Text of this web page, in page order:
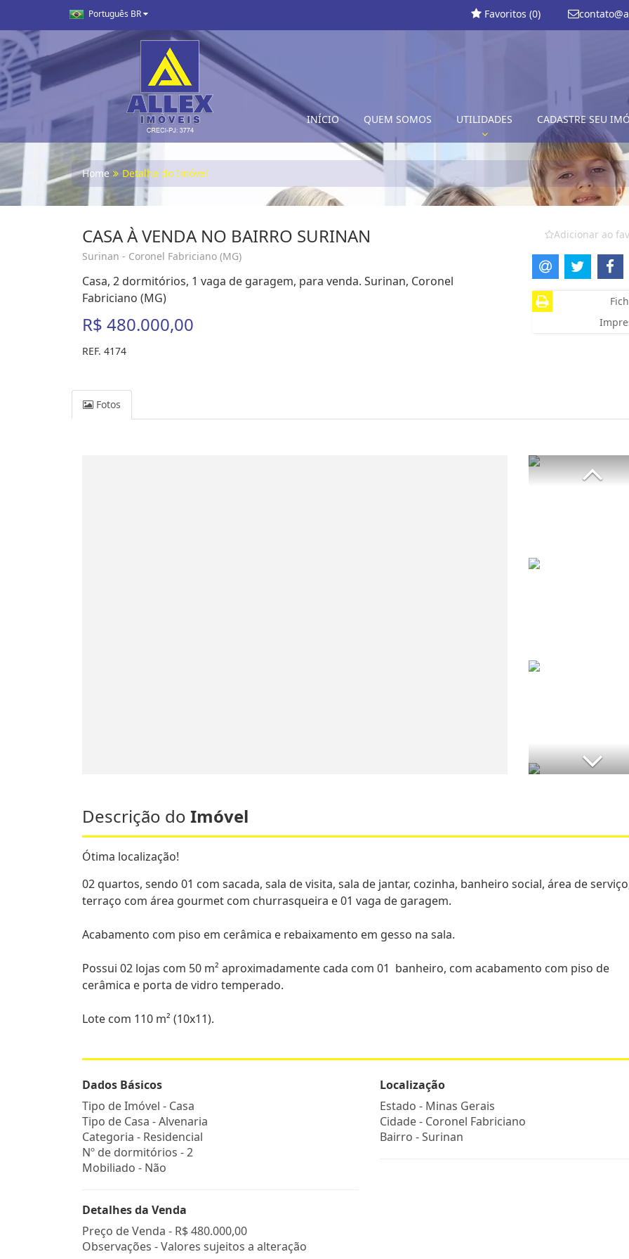
Português BR Favoritos (0)
INÍCIO QUEM SOMOS UTILIDADES CADASTRE SEU
Home Detalhe do Imóvel
CASA À VENDA NO BAIRRO SURINAN
Surinan - Coronel Fabriciano (MG)
Casa, 2 dormitórios, 1 vaga de garagem, para venda. Surinan, Coronel
Fabriciano (MG)
R$ 480.000,00
REF. 4174
Adicionar ao
Fotos
Descrição do Imóvel
Ótima localização!
02 quartos, sendo 01 com sacada, sala de visita, sala de jantar, cozinha, banheiro social, área de
terraço com área gourmet com churrasqueira e 01 vaga de garagem.
Acabamento com piso em cerâmica e rebaixamento em gesso na sala.
Possui 02 lojas com 50 m² aproximadamente cada com 01 banheiro, com acabamento com piso de
cerâmica e porta de vidro temperado.
Lote com 110 m² (10x11).
Dados Básicos
Tipo de Imóvel - Casa
Tipo de Casa - Alvenaria
Categoria - Residencial
Nº de dormitórios - 2
Mobiliado - Não
Detalhes da Venda
Preço de Venda - R$ 480.000,00
Observações - Valores sujeitos a alteração
Localização
Estado - Minas Gerais
Cidade - Coronel Fabriciano
Bairro -Surinan